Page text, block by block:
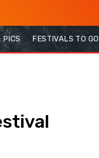
PICS FESTIVALS TO GO